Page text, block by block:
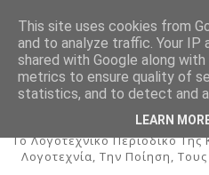
To Λογοτεχνικό Περιοδικό Της
Λογοτεχνία, Την Ποίηση, Τους
This site uses cookies from
and to analyze traffic. Your IP
shared with Google along
metrics to ensure quality of
statistics, and to detect and
LEARN